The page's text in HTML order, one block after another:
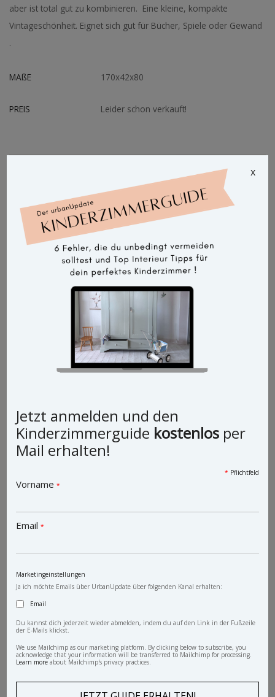
aber ist total gut zu kombinieren. Eine kleine, kompakte
Vintageschönheit. Eignet sich gut für Bücher, Spiele oder Gewand
.
MAßE 170x42x80
PREIS Leider schon verkauft!
Vintage Schrank Dino
x
Jetzt anmelden und den
Kinderzimmerguide kostenlos per
Mail erhalten!
* Pflichtfeld
Vorname*
Email*
Marketingeinstellungen
Ja ich möchte Emails über UrbanUpdate über folgenden Kanal erhalten:
Email
Du kannst dich jederzeit wieder abmelden, indem du auf den Link in der Fußzeile
der E-Mails klickst.
We use Mailchimp as our marketing platform. By clicking below to subscribe, you
acknowledge that your information will be transferred to Mailchimp for processing.
Learn moreabout Mailchimp's privacy practices.